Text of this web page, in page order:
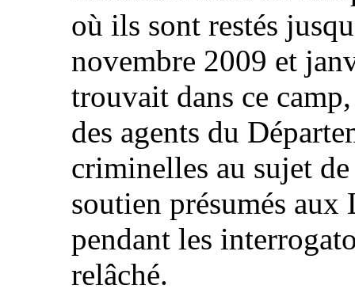
où ils sont restés
novembre 2009 et
trouvait dans ce
des agents du
criminelles au sujet
soutien présumés
pendant les
relâché.